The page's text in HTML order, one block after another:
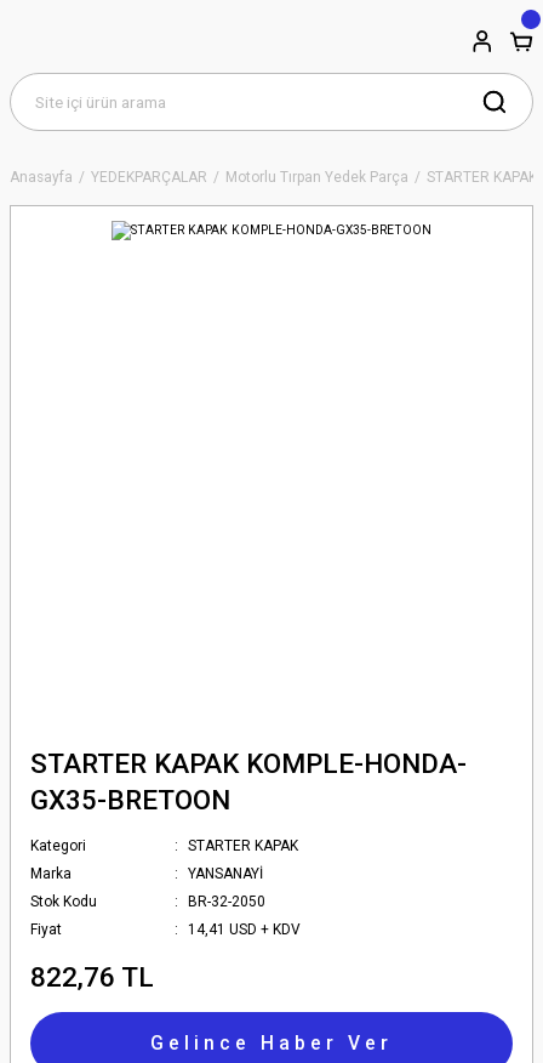
Anasayfa YEDEKPARÇALAR Motorlu Tırpan Yedek Parça STARTER KAPAK
STARTER KAPAK KOMPLE-HONDA-
GX35-BRETOON
Kategori
STARTER KAPAK
Marka
YANSANAYİ
Stok Kodu
BR-32-2050
Fiyat
14,41 USD + KDV
822,76 TL
Gelince Haber Ver